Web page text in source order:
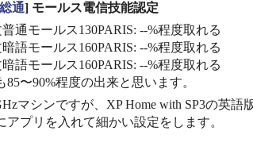
通] モールス電信技能認定
通モールス130PARIS: --%程度取れる
語モールス160PARIS: --%程度取れる
語モールス160PARIS: --%程度取れる
85〜90%程度の出来と思います。
マシンですが、XP Home with SP3の英
アプリを入れて細かい設定をします。